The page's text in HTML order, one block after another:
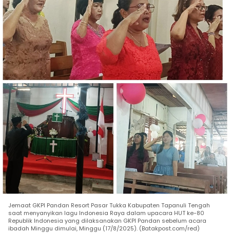
Jemaat GKPI Pandan Resort Pasar Tukka Kabupaten Tapanuli Tengah
saat menyanyikan lagu Indonesia Raya dalam upacara HUT ke-80
Republik Indonesia yang dilaksanakan GKPI Pandan sebelum acara
ibadah Minggu dimulai, Minggu (17/8/2025). (Batakpost.com/red)